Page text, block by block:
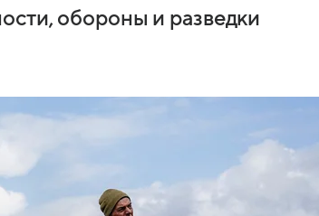
обороны и разведки